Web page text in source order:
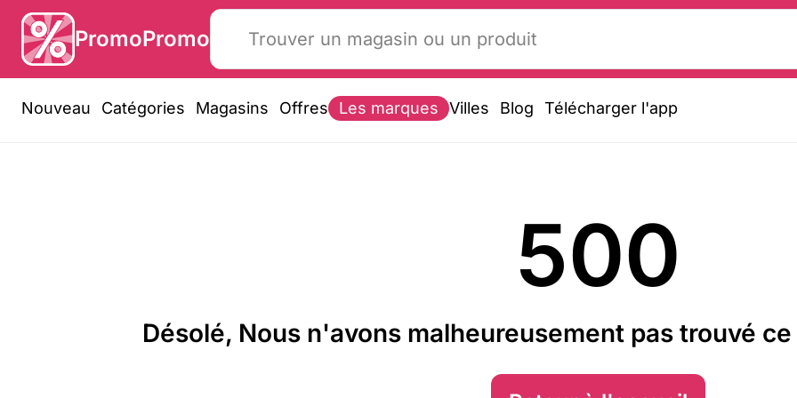
PromoPromo
Nouveau Catégories Magasins Offres Les marques Villes Blog Télécharger l'app
500
Désolé, Nous n'avons malheureusement pas trouvé